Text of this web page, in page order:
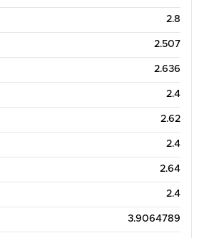
2.8
2.507
2.636
2.4
2.62
2.4
2.64
2.4
3.9064789